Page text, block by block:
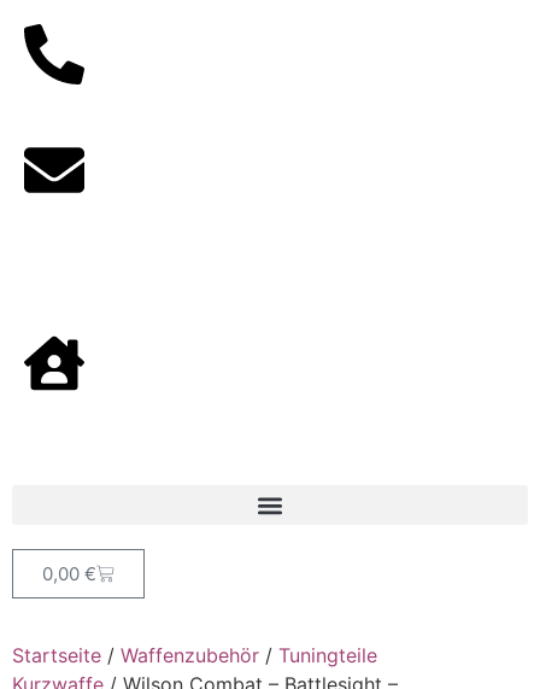
0,00 €
Startseite / Waffenzubehör / Tuningteile
Kurzwaffe / Wilson Combat – Battlesight –